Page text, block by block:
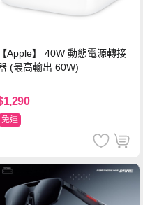
【Apple】 40W 動態電源轉接
(最高輸出 60W)
免運